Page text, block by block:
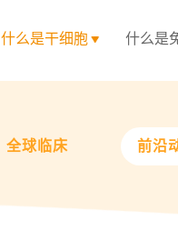
什么是干细胞 什么是
全球临床 前沿